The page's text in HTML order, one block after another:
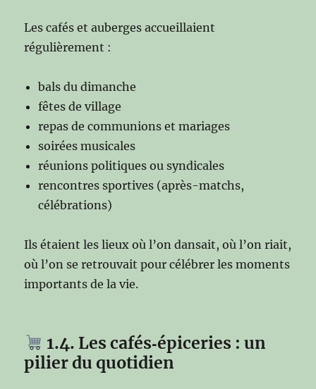
Les cafés et auberges accueillaient
régulièrement :
bals du dimanche
fêtes de village
repas de communions et mariages
soirées musicales
réunions politiques ou syndicales
rencontres sportives (après-matchs,
célébrations)
Ils étaient les lieux où l’on dansait, où l’on riait,
où l’on se retrouvait pour célébrer les moments
importants de la vie.
1.4. Les cafés‑épiceries : un
pilier du quotidien